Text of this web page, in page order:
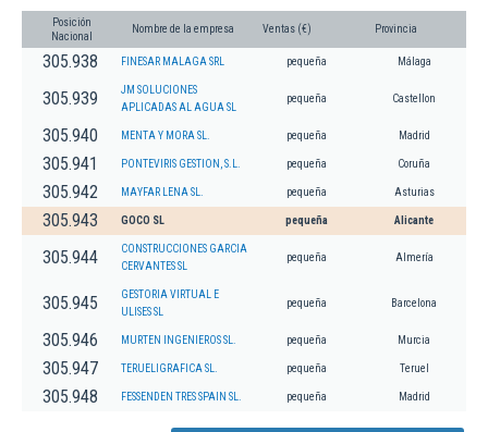
Posición
Nacional
Nombre de la empresa Ventas (€) Provincia
305.938 FINESAR MALAGA SRL pequeña Málaga
305.939
JM SOLUCIONES
APLICADAS AL AGUA SL
pequeña Castellon
305.940 MENTA Y MORA SL. pequeña Madrid
305.941 PONTEVIRIS GESTION, S.L. pequeña Coruña
305.942 MAYFAR LENA SL. pequeña Asturias
305.943 GOCO SL pequeña Alicante
305.944
CONSTRUCCIONES GARCIA
CERVANTES SL
pequeña Almería
305.945
GESTORIA VIRTUAL E
ULISES SL
pequeña Barcelona
305.946 MURTEN INGENIEROS SL. pequeña Murcia
305.947 TERUELIGRAFICA SL. pequeña Teruel
305.948 FESSENDEN TRES SPAIN SL. pequeña Madrid